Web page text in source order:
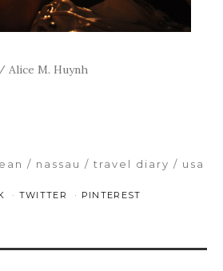
Alice M. Huynh
nassau travel diary usa
TWITTER PINTEREST